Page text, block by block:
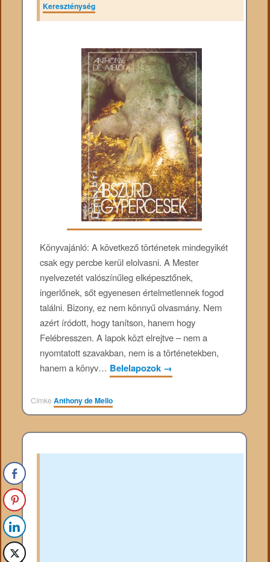
Kereszténység
Könyvajánló: A következő történetek mindegyikét
csak egy percbe kerül elolvasni. A Mester
nyelvezetét valószínűleg elképesztőnek,
ingerlőnek, sőt egyenesen értelmetlennek fogod
találni. Bizony, ez nem könnyű olvasmány. Nem
azért íródott, hogy tanítson, hanem hogy
Felébresszen. A lapok közt elrejtve – nem a
nyomtatott szavakban, nem is a történetekben,
hanem a könyv… Belelapozok →
CímkeAnthony de Mello